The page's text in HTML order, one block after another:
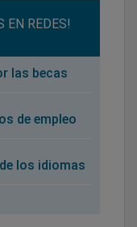
EN REDES!
las becas
de empleo
los idiomas